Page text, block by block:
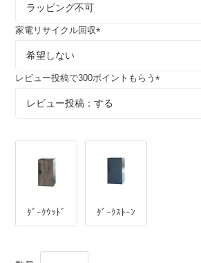
必
須
家電リサイクル回収
須
レビュー投稿で300ポイントもらう
ﾀﾞｰｸｳｯﾄﾞ ﾀﾞｰｸｽﾄｰﾝ